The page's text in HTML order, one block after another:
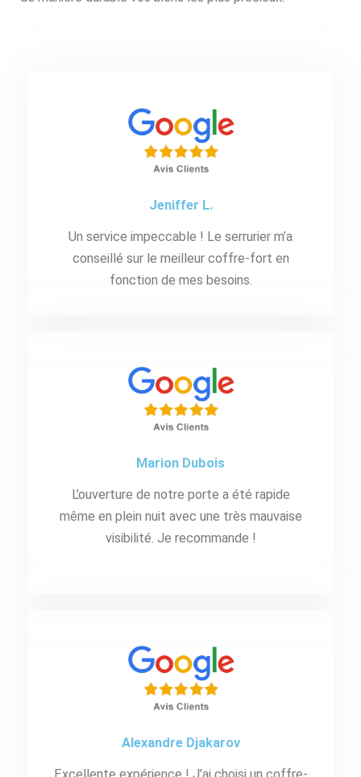
Jeniffer L.
Un service impeccable ! Le serrurier m’a
conseillé sur le meilleur coffre-fort en
fonction de mes besoins.
Marion Dubois
L’ouverture de notre porte a été rapide
même en plein nuit avec une très mauvaise
visibilité. Je recommande !
Alexandre Djakarov